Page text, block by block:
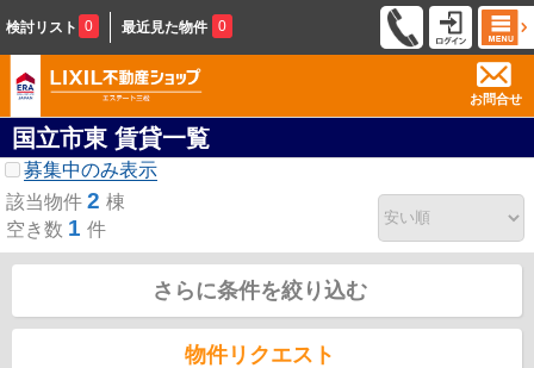
検討リスト 0 最近見た物件 0
お問合せ
国立市東 賃貸一覧
募集中のみ表示
該当物件 2 棟
空き数 1 件
さらに条件を絞り込む
物件リクエスト